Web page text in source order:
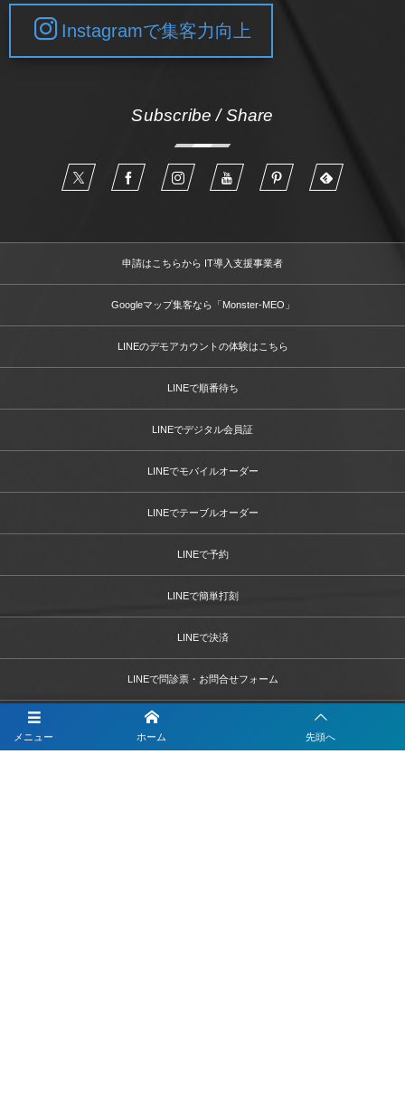
メニュー ホーム 先頭へ
Instagramで集客力向上
Subscribe / Share
申請はこちらから IT導入支援事業者
Googleマップ集客なら「Monster-MEO」
LINEのデモアカウントの体験はこちら
LINEで順番待ち
LINEでデジタル会員証
LINEでモバイルオーダー
LINEでテーブルオーダー
LINEで予約
LINEで簡単打刻
LINEで決済
LINEで問診票・お問合せフォーム
LINEを活用した採用活動